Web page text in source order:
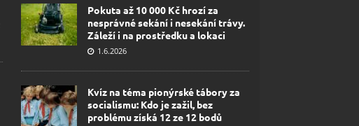
Pokuta až 10 000 Kč hrozí za
nesprávné sekání i nesekání trávy.
Záleží i na prostředku a lokaci
1.6.2026
Kvíz na téma pionýrské tábory za
socialismu: Kdo je zažil, bez
problému získá 12 ze 12 bodů